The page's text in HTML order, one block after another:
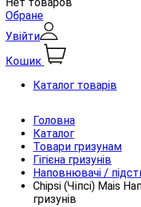
Нет товаров
Обране
Увійти
Кошик
Каталог товарів
Головна
Каталог
Товари гризунам
Гігієна гризунів
Наповнювачі /
Chipsi (Чіпсі) Mais
гризунів